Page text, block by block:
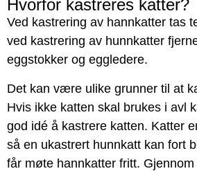
Hvorfor kastreres katter?
Ved kastrering av hannkatter tas
ved kastrering av hunnkatter
eggstokker og eggledere.
Det kan være ulike grunner til at
Hvis ikke katten skal brukes i avl
god idé å kastrere katten. Katter
så en ukastrert hunnkatt kan fort
får møte hannkatter fritt.